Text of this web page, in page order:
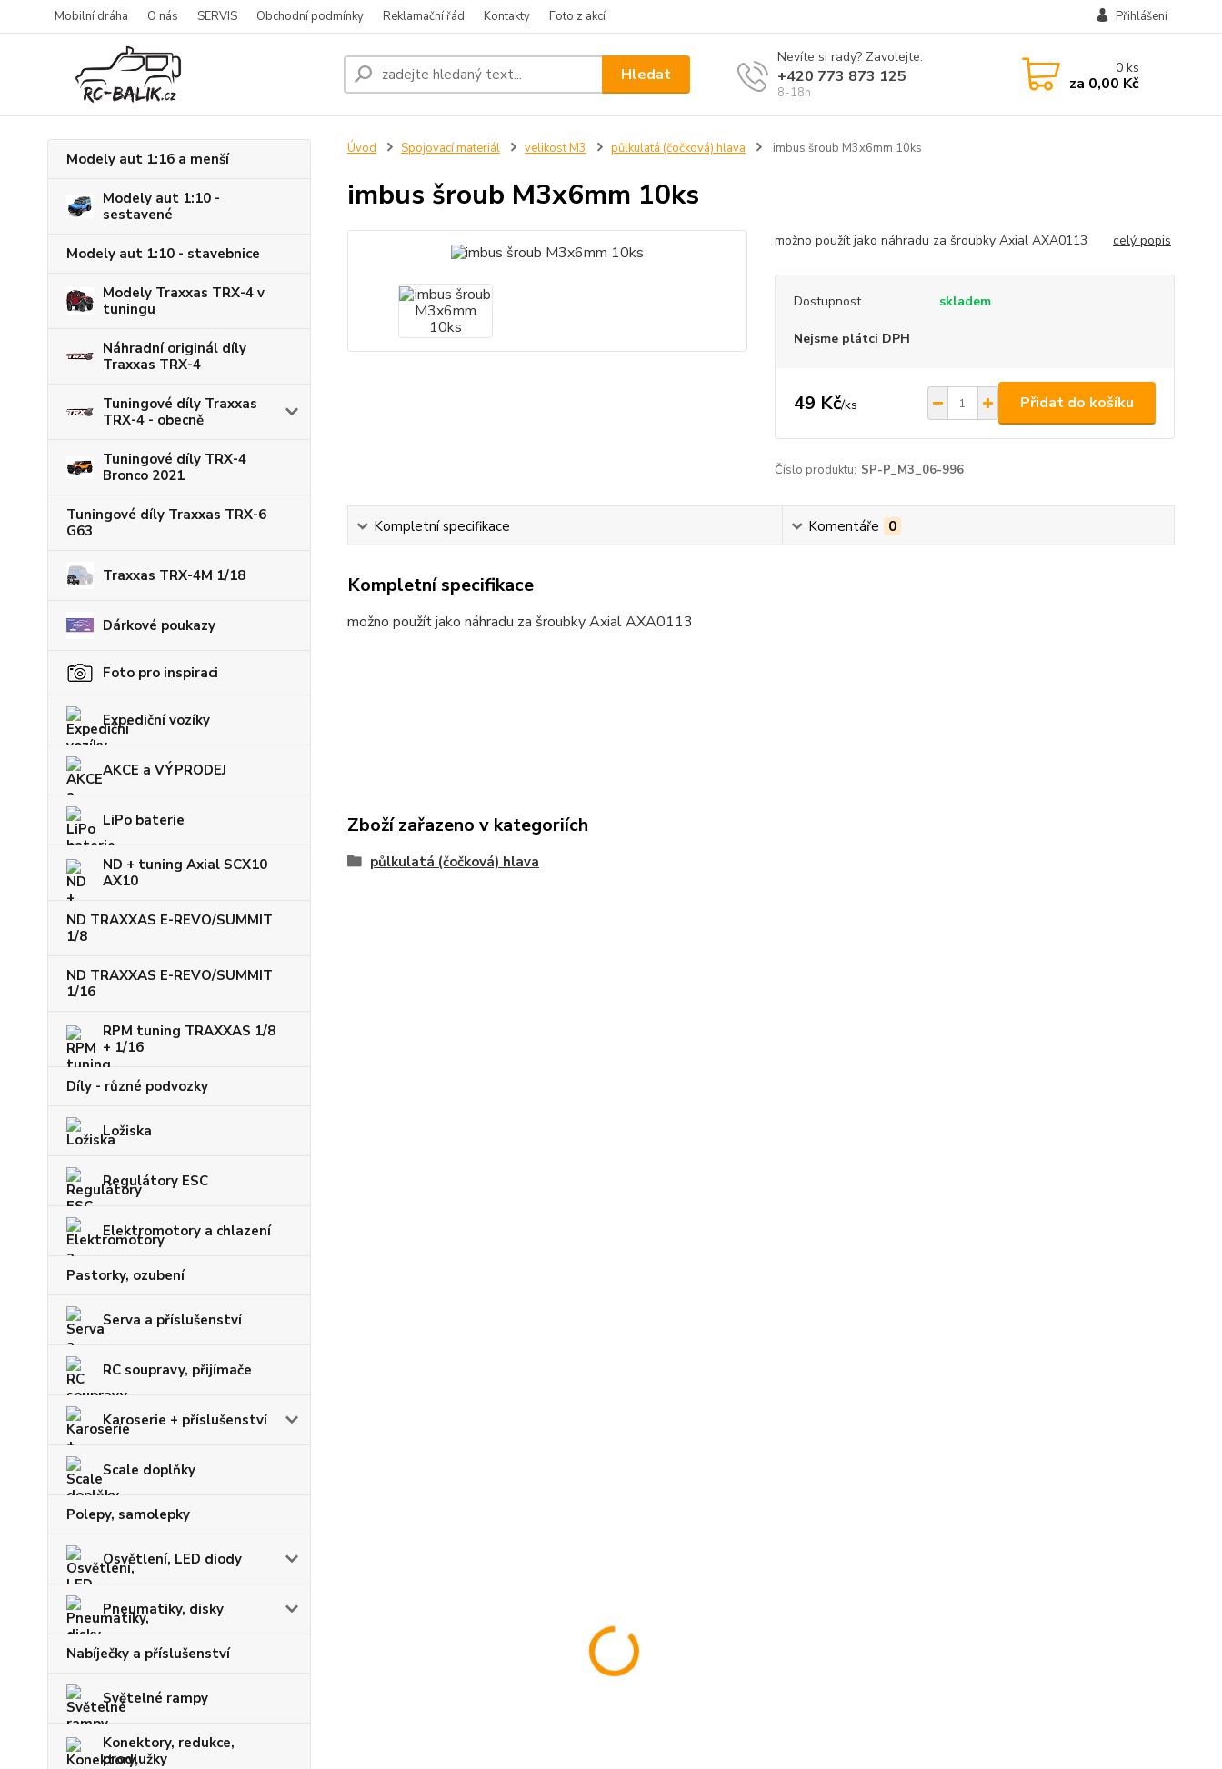
Mobilní dráha O nás SERVIS Obchodní podmínky Reklamační řád Kontakty Foto z akcí Přihlášení
Hledat
Nevíte si rady? Zavolejte.
+420 773 873 125
8-18h
0ks
za 0,00 Kč
Modely aut 1:16 a menší
Modely aut 1:10 -
sestavené
Modely aut 1:10 - stavebnice
Modely Traxxas TRX-4 v
tuningu
Náhradní originál díly
Traxxas TRX-4
Tuningové díly Traxxas
TRX-4 - obecně
Tuningové díly TRX-4
Bronco 2021
Tuningové díly Traxxas TRX-6
G63
Traxxas TRX-4M 1/18
Dárkové poukazy
Foto pro inspiraci
Expediční vozíky
AKCE a VÝPRODEJ
LiPo baterie
ND + tuning Axial SCX10
AX10
ND TRAXXAS E-REVO/SUMMIT
1/8
ND TRAXXAS E-REVO/SUMMIT
1/16
RPM tuning TRAXXAS 1/8
+ 1/16
Díly - různé podvozky
Ložiska
Regulátory ESC
Elektromotory a chlazení
Pastorky, ozubení
Serva a příslušenství
RC soupravy, přijímače
Karoserie + příslušenství
Scale doplňky
Polepy, samolepky
Osvětlení, LED diody
Pneumatiky, disky
Nabíječky a příslušenství
Světelné rampy
Konektory, redukce,
prodlužky
Úvod Spojovací materiál velikost M3 půlkulatá (čočková) hlava imbus šroub M3x6mm 10ks
imbus šroub M3x6mm 10ks
možno použít jako náhradu za šroubky Axial AXA0113 celý popis
Dostupnost skladem
Nejsme plátci DPH
49 Kč/ks Přidat do košíku
Číslo produktu: SP-P_M3_06-996
Kompletní specifikace Komentáře 0
Kompletní specifikace
možno použít jako náhradu za šroubky Axial AXA0113
Zboží zařazeno v kategoriích
půlkulatá (čočková) hlava